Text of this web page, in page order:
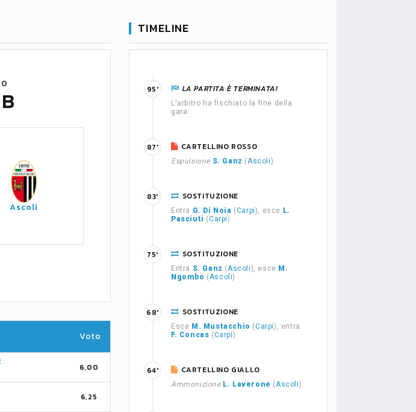
Ascoli
Voto
6,00
6,25
TIMELINE
LA PARTITA È TERMINATA!
L'arbitro ha fischiato la fine della
gara.
95'
CARTELLINO ROSSO
Espulsione S. Ganz (Ascoli)
87'
SOSTITUZIONE
Entra G. Di Noia (Carpi), esce L.
Pasciuti (Carpi)
83'
SOSTITUZIONE
Entra S. Ganz (Ascoli), esce M.
Ngombo (Ascoli)
75'
SOSTITUZIONE
Esce M. Mustacchio (Carpi), entra
F. Concas (Carpi)
68'
CARTELLINO GIALLO
Ammonizione L. Laverone (Ascoli)
64'